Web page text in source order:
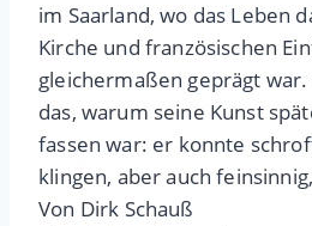
im Saarland, wo das Leben
Kirche und französischen
gleichermaßen geprägt
das, warum seine Kunst
fassen war: er konnte
klingen, aber auch
Von Dirk Schauß